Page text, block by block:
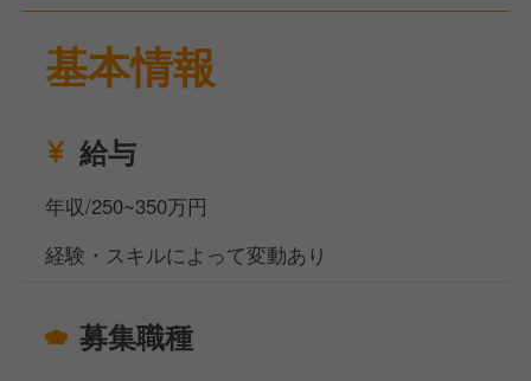
焼きたての手作りパンを提供する地域密着型のお店で
す。
業務内容は、発注、商品管理、数値管理、接客、販
売上の分析や、売り場作りもお任せします。
ベーカリーでの販売経験がある方を歓迎します。
パンが好きな方、コミュニケーション力がある方も大
お休みはシフト制で月8～9日です。
福利厚生として、役職手当、研修制度、退職金制度が
基本情報
給与
年収/250~350万円
経験・スキルによって変動あり
募集職種